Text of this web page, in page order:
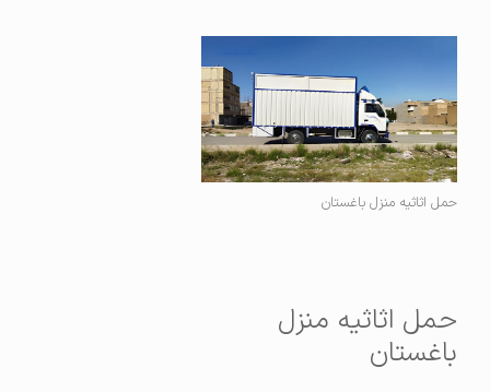
حمل اثاثیه منزل باغستان
حمل اثاثیه منزل
باغستان